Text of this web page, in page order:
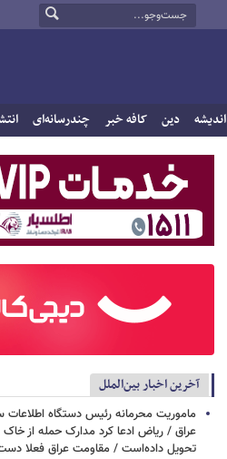
اندیشه دین کافه خبر چندرسانه‌ای
آخرین اخبار بین‌الملل
ماموریت محرمانه رئیس دستگاه
عراق / ریاض ادعا کرد مدارک حمله از خاک
تحویل داده‌است / مقاومت عراق فعلا